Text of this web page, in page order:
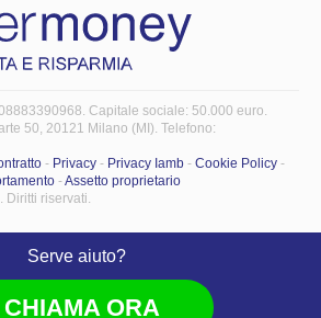
Capitale sociale: 50.000 euro.
50, 20121 Milano (MI). Telefono:
- Privacy - Privacy Iamb - Cookie Policy -
-Assetto proprietario
Diritti riservati.
Serve aiuto?
CHIAMA ORA